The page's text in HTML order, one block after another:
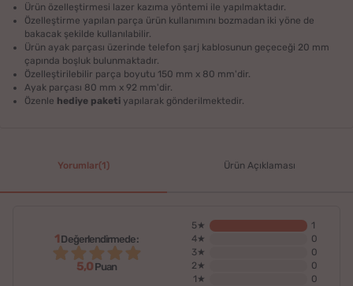
Ürün özelleştirmesi lazer kazıma yöntemi ile yapılmaktadır.
Özelleştirme yapılan parça ürün kullanımını bozmadan iki yöne de
bakacak şekilde kullanılabilir.
Ürün ayak parçası üzerinde telefon şarj kablosunun geçeceği 20 mm
çapında boşluk bulunmaktadır.
Özelleştirilebilir parça boyutu 150 mm x 80 mm'dir.
Ayak parçası 80 mm x 92 mm'dir.
Özenle hediye paketi yapılarak gönderilmektedir.
Yorumlar(1) Ürün Açıklaması
1 Değerlendirmede:
5,0Puan
5★
1
4★
0
3★
0
2★
0
1★
0